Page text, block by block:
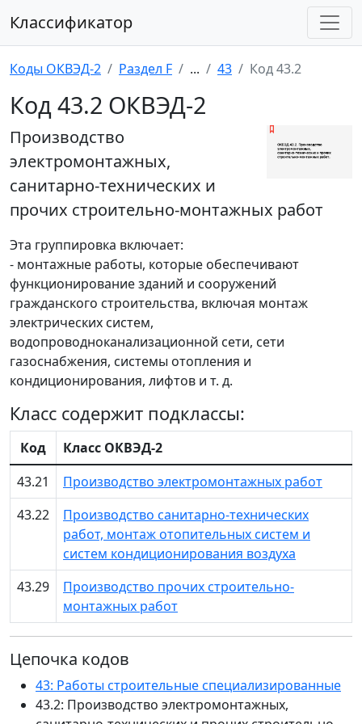
Классификатор
Коды ОКВЭД-2 Раздел F ... 43 Код 43.2
Код 43.2 ОКВЭД-2
Производство
электромонтажных,
санитарно-технических и
прочих строительно-монтажных работ
Эта группировка включает:
- монтажные работы, которые обеспечивают
функционирование зданий и сооружений
гражданского строительства, включая монтаж
электрических систем,
водопроводноканализационной сети, сети
газоснабжения, системы отопления и
кондиционирования, лифтов и т. д.
Класс содержит подклассы:
Код
Класс ОКВЭД-2
43.21
Производство электромонтажных работ
43.22
Производство санитарно-технических
работ, монтаж отопительных систем и
систем кондиционирования воздуха
43.29
Производство прочих строительно-
монтажных работ
Цепочка кодов
43: Работы строительные специализированные
43.2: Производство электромонтажных,